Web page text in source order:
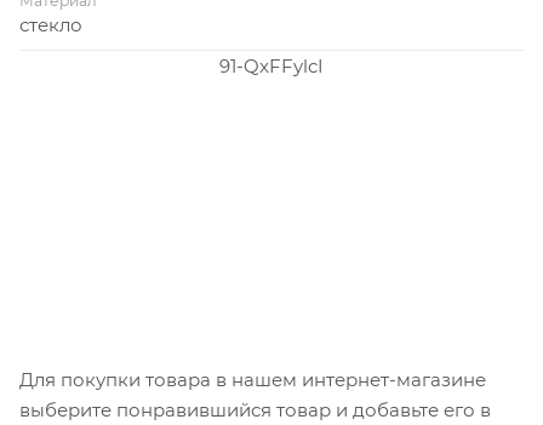
стекло
91-QxFFylcI
Для покупки товара в нашем интернет-магазине
выберите понравившийся товар и добавьте его в